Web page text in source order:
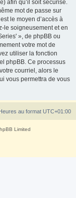
afin qu’il soit sécurisé.
mot de passe sur
le moyen d’accès à
le soigneusement et en
», de phpBB ou
votre mot de
utiliser la fonction
phpBB. Ce processus
courriel, alors le
vous permettra de vous
au format UTC+01:00
Limited